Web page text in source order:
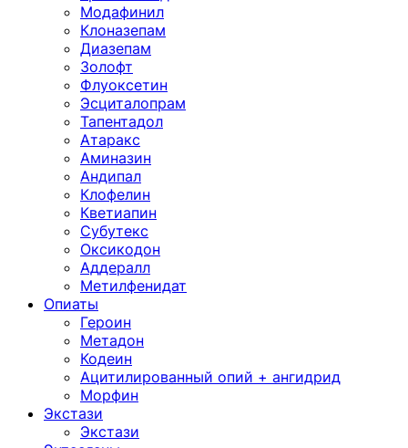
Модафинил
Клоназепам
Диазепам
Золофт
Флуоксетин
Эсциталопрам
Тапентадол
Атаракс
Аминазин
Андипал
Клофелин
Кветиапин
Субутекс
Оксикодон
Аддералл
Метилфенидат
Опиаты
Героин
Метадон
Кодеин
Ацитилированный опий + ангидрид
Морфин
Экстази
Экстази